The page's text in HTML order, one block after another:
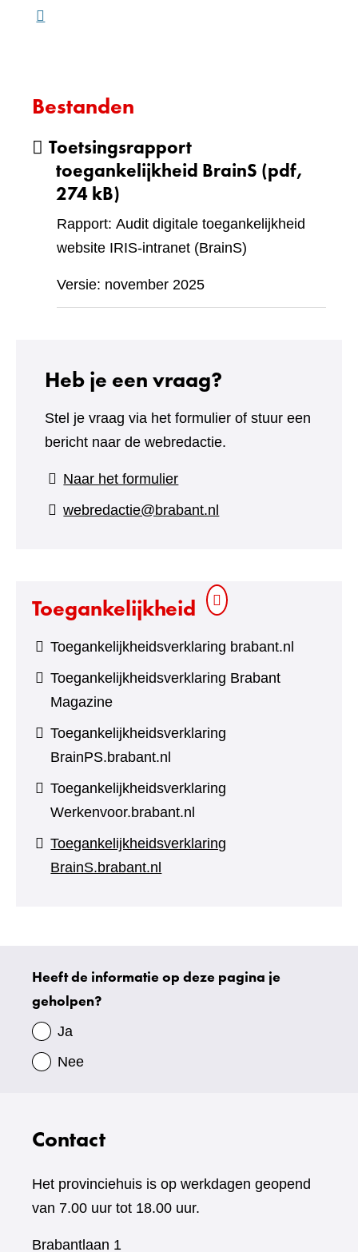
Bestanden
Toetsingsrapport
toegankelijkheid BrainS (pdf,
274 kB)
Rapport: Audit digitale toegankelijkheid
website IRIS-intranet (BrainS)
Versie: november 2025
Heb je een vraag?
Stel je vraag via het formulier of stuur een
bericht naar de webredactie.
Naar het formulier(verwijst
naar
webredactie@brabant.nl
Toegankelijkheid
Toegankelijkheidsverklaring brabant.nl
Toegankelijkheidsverklaring Brabant
Magazine
Toegankelijkheidsverklaring
BrainPS.brabant.nl
Toegankelijkheidsverklaring
Werkenvoor.brabant.nl
Toegankelijkheidsverklaring
BrainS.brabant.nl
Uw
gegevens
Heeft de informatie op deze pagina je
geholpen?
Ja
Nee
Contact
Het provinciehuis is op werkdagen geopend
van 7.00 uur tot 18.00 uur.
Brabantlaan 1